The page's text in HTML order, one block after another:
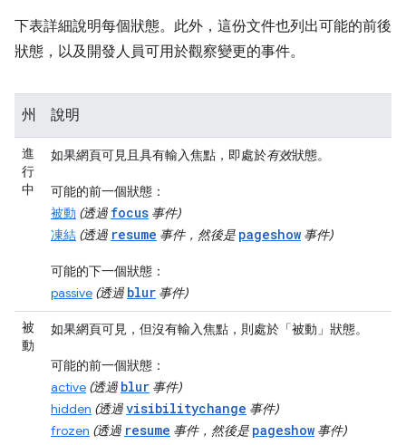
下表詳細說明每個狀態。此外，這份文件也列出可能的前後
狀態，以及開發人員可用於觀察變更的事件。
州 說明
進
行
中
如果網頁可見且具有輸入焦點，即處於有效狀態。
可能的前一個狀態：
被動 (透過 focus 事件)
凍結 (透過 resume 事件，然後是 pageshow 事件)
可能的下一個狀態：
passive (透過 blur 事件)
被
動
如果網頁可見，但沒有輸入焦點，則處於「被動」 狀態。
可能的前一個狀態：
active (透過 blur 事件)
hidden (透過visibilitychange 事件)
frozen (透過 resume 事件，然後是 pageshow 事件)